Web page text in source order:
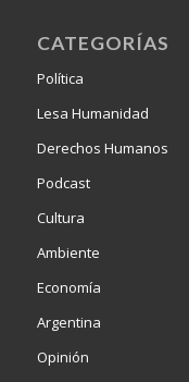
CATEGORÍAS
Política
Lesa Humanidad
Derechos Humanos
Podcast
Cultura
Ambiente
Economía
Argentina
Opinión